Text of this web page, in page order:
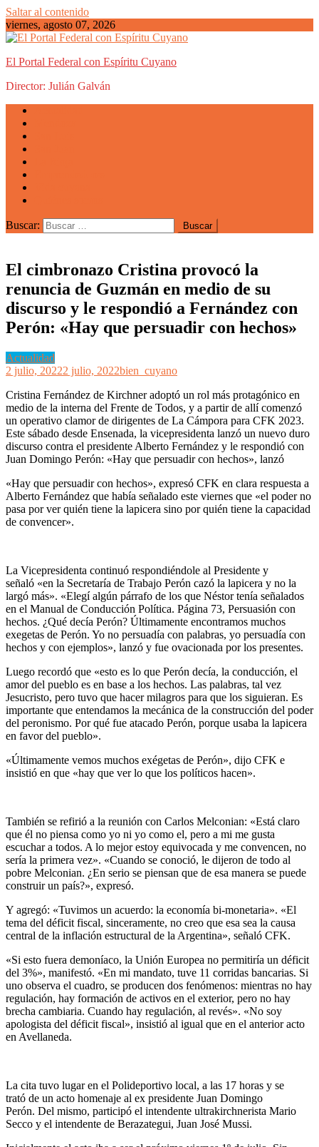
Saltar al contenido
viernes, agosto 07, 2026
El Portal Federal con Espíritu Cuyano
Director: Julián Galván
Buscar:
El cimbronazo Cristina provocó la
renuncia de Guzmán en medio de su
discurso y le respondió a Fernández con
Perón: «Hay que persuadir con hechos»
Actualidad
2 julio, 20222 julio, 2022bien_cuyano
Cristina Fernández de Kirchner adoptó un rol más protagónico en
medio de la interna del Frente de Todos, y a partir de allí comenzó
un operativo clamor de dirigentes de La Cámpora para CFK 2023.
Este sábado desde Ensenada, la vicepresidenta lanzó un nuevo duro
discurso contra el presidente Alberto Fernández y le respondió con
Juan Domingo Perón: «Hay que persuadir con hechos», lanzó
«Hay que persuadir con hechos», expresó CFK en clara respuesta a
Alberto Fernández que había señalado este viernes que «el poder no
pasa por ver quién tiene la lapicera sino por quién tiene la capacidad
de convencer».
La Vicepresidenta continuó respondiéndole al Presidente y
señaló «en la Secretaría de Trabajo Perón cazó la lapicera y no la
largó más». «Elegí algún párrafo de los que Néstor tenía señalados
en el Manual de Conducción Política. Página 73, Persuasión con
hechos. ¿Qué decía Perón? Últimamente encontramos muchos
exegetas de Perón. Yo no persuadía con palabras, yo persuadía con
hechos y con ejemplos», lanzó y fue ovacionada por los presentes.
Luego recordó que «esto es lo que Perón decía, la conducción, el
amor del pueblo es en base a los hechos. Las palabras, tal vez
Jesucristo, pero tuvo que hacer milagros para que los siguieran. Es
importante que entendamos la mecánica de la construcción del poder
del peronismo. Por qué fue atacado Perón, porque usaba la lapicera
en favor del pueblo».
«Últimamente vemos muchos exégetas de Perón», dijo CFK e
insistió en que «hay que ver lo que los políticos hacen».
También se refirió a la reunión con Carlos Melconian: «Está claro
que él no piensa como yo ni yo como el, pero a mi me gusta
escuchar a todos. A lo mejor estoy equivocada y me convencen, no
sería la primera vez». «Cuando se conoció, le dijeron de todo al
pobre Melconian. ¿En serio se piensan que de esa manera se puede
construir un país?», expresó.
Y agregó: «Tuvimos un acuerdo: la economía bi-monetaria». «El
tema del déficit fiscal, sinceramente, no creo que esa sea la causa
central de la inflación estructural de la Argentina», señaló CFK.
«Si esto fuera demoníaco, la Unión Europea no permitiría un déficit
del 3%», manifestó. «En mi mandato, tuve 11 corridas bancarias. Si
uno observa el cuadro, se producen dos fenómenos: mientras no hay
regulación, hay formación de activos en el exterior, pero no hay
brecha cambiaria. Cuando hay regulación, al revés». «No soy
apologista del déficit fiscal», insistió al igual que en el anterior acto
en Avellaneda.
La cita tuvo lugar en el Polideportivo local, a las 17 horas y se
trató de un acto homenaje al ex presidente Juan Domingo
Perón. Del mismo, participó el intendente ultrakirchnerista Mario
Secco y el intendente de Berazategui, Juan José Mussi.